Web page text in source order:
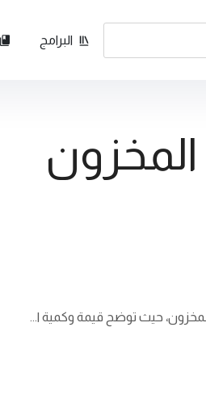
البرامج
حيث توضح قيمة وكمية ا...